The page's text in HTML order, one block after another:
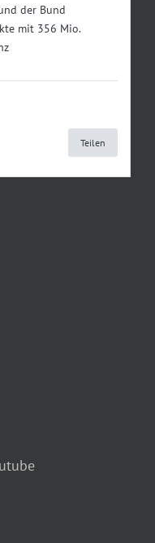
der Bund
mit 356 Mio.
Teilen